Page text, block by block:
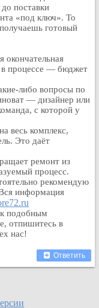
поставки
«под ключ». То
готовый
окончательная
в процессе — бюджет
либо вопросы по
— дизайнер или
с которой у
весь комплекс,
Это даёт
ремонт из
процесс.
рекомендую
информация
подобным
отпишитесь в
нас!
Ответить